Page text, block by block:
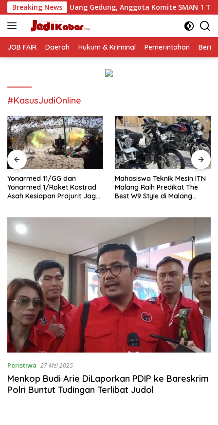
Langsung
ke
konten
Breaking News
Gedung, Anggota Komite SMAN 1 Tumpang ,Ketua DPD
JOB FAIR Daerah Hukum & Kriminal Pemerintahan
#KasusJudiOnline
Yonarmed 11/GG dan
Yonarmed 1/Roket Kostrad
Asah Kesiapan Prajurit Jaga
Mahasiswa Teknik Mesin ITN
Malang Raih Predikat The
Best W9 Style di Malang
Peristiwa 27 Mei 2025
Menkop Budi Arie DiLaporkan PDIP ke Bareskrim
Polri Buntut Tudingan Terlibat Judol